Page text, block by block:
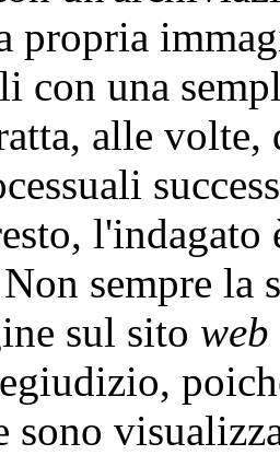
propria
con una
alle
l'indagato
sempre la
sul sito web
sono